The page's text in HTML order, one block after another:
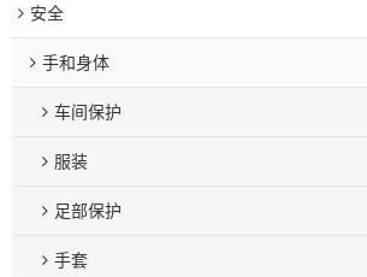
安全
手和身体
车间保护
服装
足部保护
手套